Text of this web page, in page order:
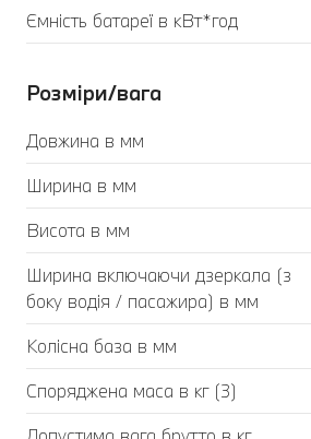
Ємність батареї в кВт*год
Розміри/вага
Довжина в мм
Ширина в мм
Висота в мм
Ширина включаючи дзеркала (з
боку водія / пасажира) в мм
Колісна база в мм
Споряджена маса в кг (3)